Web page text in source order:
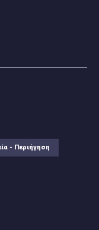
- Περιήγηση